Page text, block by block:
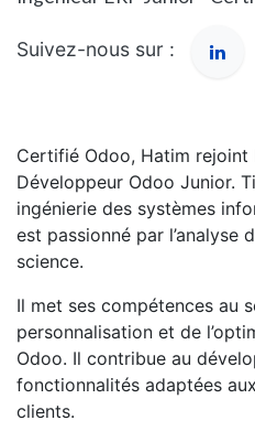
Suivez-nous sur :
Certifié Odoo, Hatim rejoint
Développeur Odoo Junior.
ingénierie des systèmes
est passionné par l’analyse
science.
Il met ses compétences au
personnalisation et de
Odoo. Il contribue au
fonctionnalités adaptées
clients.